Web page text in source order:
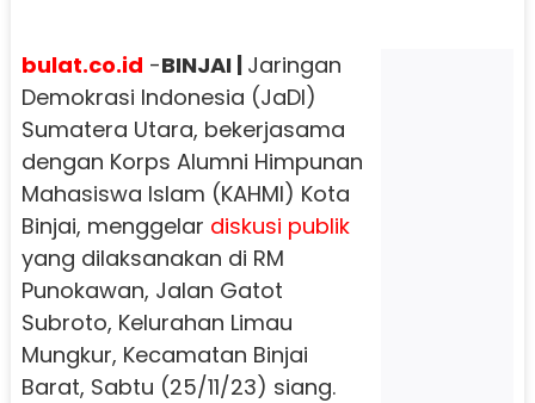
bulat.co.id -BINJAI | Jaringan
Demokrasi Indonesia (JaDI)
Sumatera Utara, bekerjasama
dengan Korps Alumni Himpunan
Mahasiswa Islam (KAHMI) Kota
Binjai, menggelar diskusi publik
yang dilaksanakan di RM
Punokawan, Jalan Gatot
Subroto, Kelurahan Limau
Mungkur, Kecamatan Binjai
Barat, Sabtu (25/11/23) siang.